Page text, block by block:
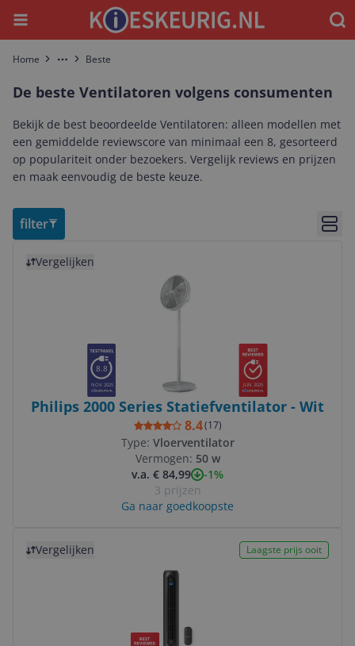
Menu
Home More Beste
De beste Ventilatoren volgens consumenten
Bekijk de best beoordeelde Ventilatoren: alleen modellen met
een gemiddelde reviewscore van minimaal een 8, gesorteerd
op populariteit onder bezoekers. Vergelijk reviews en prijzen
en maak eenvoudig de beste keuze.
filter
Vergelijken
8.8
NOV 2025 JUN 2025
Philips 2000 Series Statiefventilator - Wit
8.4(17)
Type: Vloerventilator
Vermogen: 50 w
v.a. € 84,99
-1%
3 prijzen
Ga naar goedkoopste
Vergelijken Laagste prijs ooit